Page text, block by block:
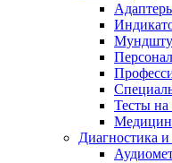
Тесты на
Диагностика и